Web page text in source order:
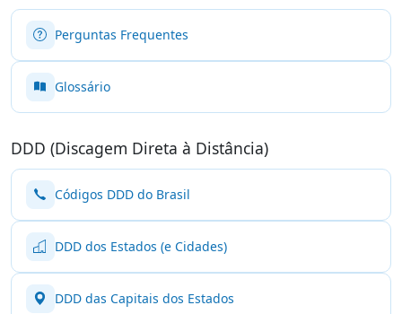
Perguntas Frequentes
Glossário
DDD (Discagem Direta à Distância)
Códigos DDD do Brasil
DDD dos Estados (e Cidades)
DDD das Capitais dos Estados